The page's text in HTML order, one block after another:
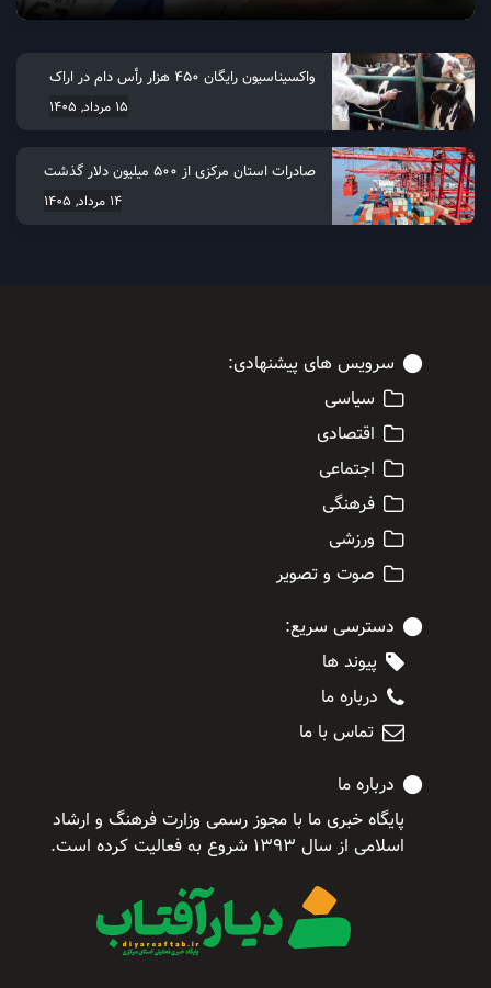
واکسیناسیون رایگان ۴۵۰ هزار رأس دام در اراک
15 مرداد, 1405
صادرات استان مرکزی از 500 میلیون دلار گذشت
14 مرداد, 1405
سرویس های پیشنهادی:
سیاسی
اقتصادی
اجتماعی
فرهنگی
ورزشی
صوت و تصویر
دسترسی سریع:
پیوند ها
درباره ما
تماس با ما
درباره ما
پایگاه خبری ما با مجوز رسمی وزارت فرهنگ و ارشاد
اسلامی از سال ۱۳۹۳ شروع به فعالیت کرده است.